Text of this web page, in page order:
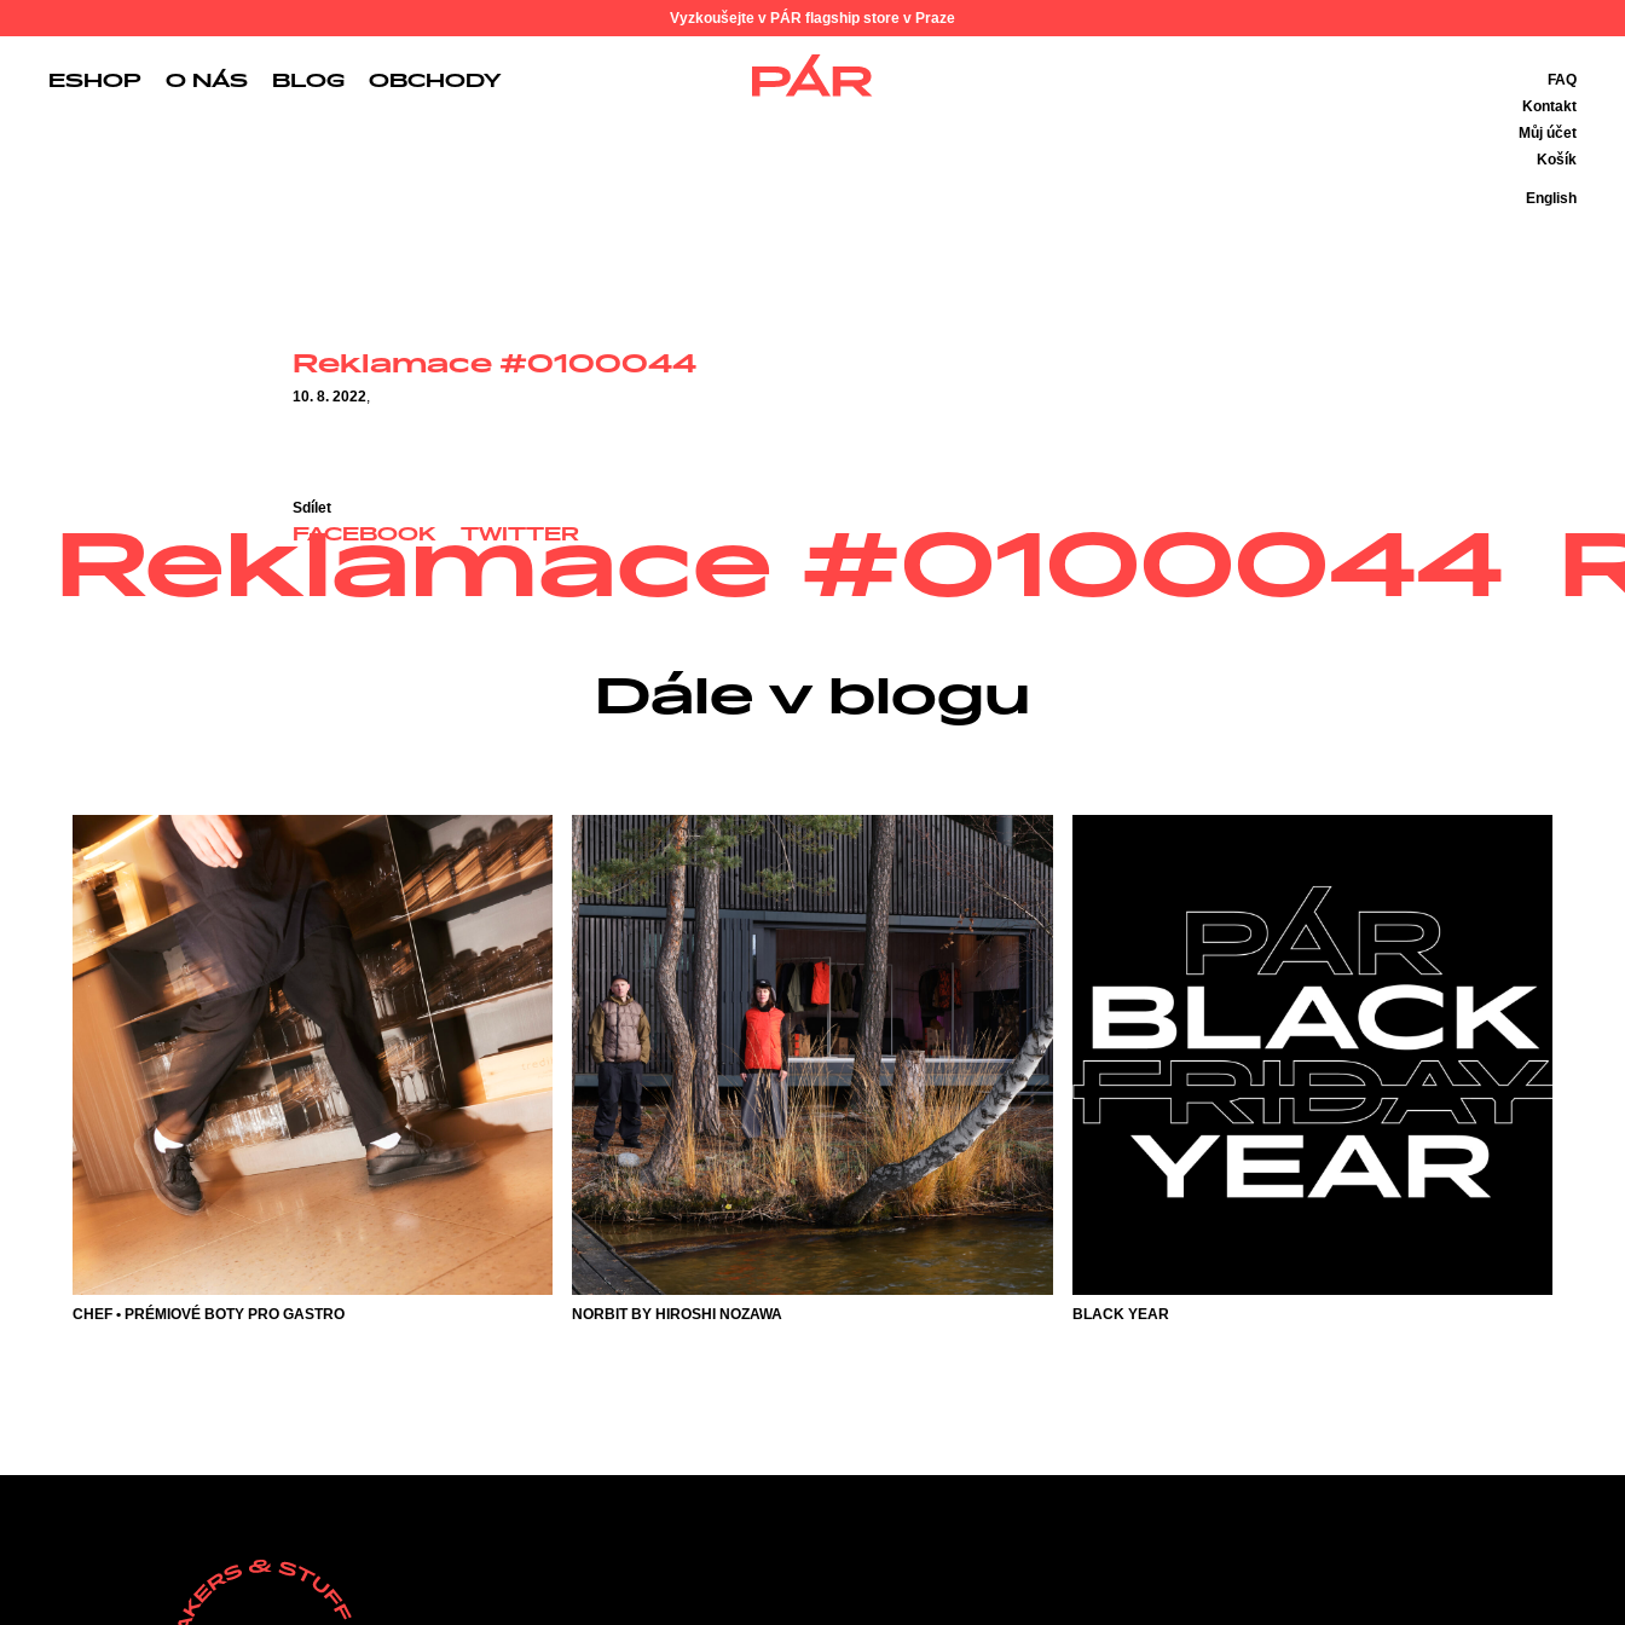
Vyzkoušejte v PÁR flagship store v Praze
ESHOP O NÁS BLOG OBCHODY
FAQ
Kontakt
Můj účet
Košík
English
Reklamace #0100044
10. 8. 2022,
Sdílet
FACEBOOK
TWITTER
Dále v blogu
CHEF • PRÉMIOVÉ BOTY PRO GASTRO NORBIT BY HIROSHI NOZAWA BLACK YEAR